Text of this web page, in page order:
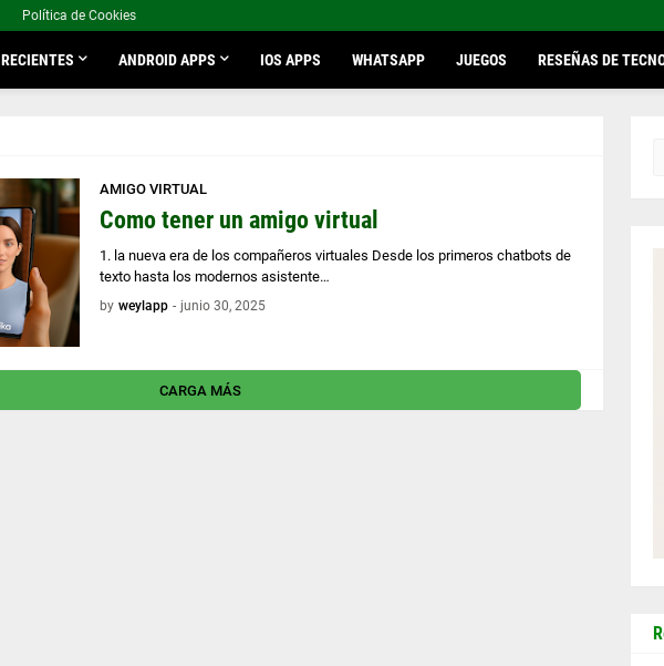
Política de Cookies
RECIENTES ANDROID APPS IOS APPS WHATSAPP JUEGOS RESEÑAS DE
AMIGO VIRTUAL
Como tener un amigo virtual
1. la nueva era de los compañeros virtuales Desde los primeros chatbots de
texto hasta los modernos asistente…
by weylapp - junio 30, 2025
CARGA MÁS